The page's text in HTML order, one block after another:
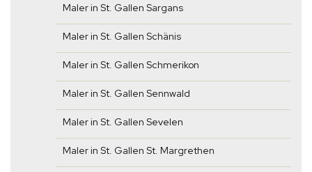
Maler in St. Gallen Sargans
Maler in St. Gallen Schänis
Maler in St. Gallen Schmerikon
Maler in St. Gallen Sennwald
Maler in St. Gallen Sevelen
Maler in St. Gallen St. Margrethen